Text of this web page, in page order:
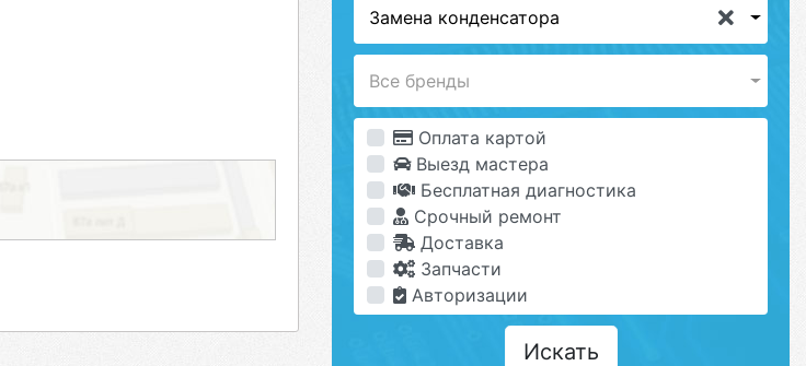
Замена конденсатора
Все бренды
Оплата картой
Выезд мастера
Бесплатная диагностика
Срочный ремонт
Доставка
Запчасти
Авторизации
Искать